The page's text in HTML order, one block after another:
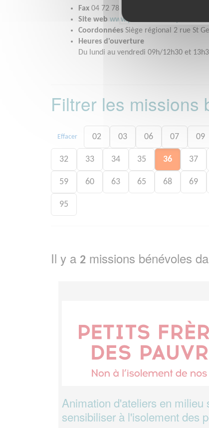
Fax 04 72 78 52 50
Site web www.petitsfreresdespauvres.fr
Coordonnées Siège régional 2 rue St
Heures d'ouverture
Du lundi au vendredi 09h/12h30 et
Filtrer les missions
Effacer 02 03 06 07 09
32 33 34 35 36 37
59 60 63 65 68 69
95
Il y a 2 missions bénévoles
Animation d'ateliers en milieu
sensibiliser à l'isolement des